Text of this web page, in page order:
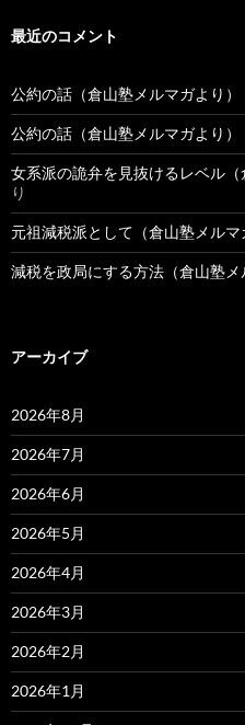
最近のコメント
公約の話（倉山塾メルマガより）
公約の話（倉山塾メルマガより）
女系派の詭弁を見抜けるレベル（
り
元祖減税派として（倉山塾メルマ
減税を政局にする方法（倉山塾メ
アーカイブ
2026年8月
2026年7月
2026年6月
2026年5月
2026年4月
2026年3月
2026年2月
2026年1月